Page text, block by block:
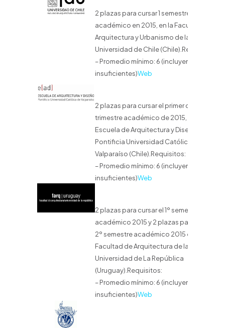
2 plazas para cursar 1 semestre
académico en 2015, en la Facultad de
Arquitectura y Urbanismo de la
Universidad de Chile (Chile).Requisitos:
– Promedio mínimo: 6 (incluyendo
insuficientes)Web
2 plazas para cursar el primer o tercer
trimestre académico de 2015, en la
Escuela de Arquitectura y Diseño de la
Pontificia Universidad Católica de
Valparaíso (Chile).Requisitos:
– Promedio mínimo: 6 (incluyendo
insuficientes)Web
2 plazas para cursar el 1º semestre
académico 2015 y 2 plazas para cursar el
2º semestre académico 2015 en la
Facultad de Arquitectura de la
Universidad de La República
(Uruguay).Requisitos:
– Promedio mínimo: 6 (incluyendo
insuficientes)Web